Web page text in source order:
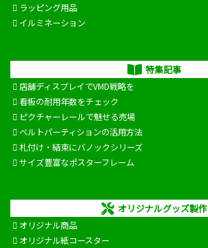
ラッピング用品
イルミネーション
特集記事
店舗ディスプレイでVMD戦略を
看板の耐用年数をチェック
ピクチャーレールで魅せる売場
ベルトパーティションの活用方法
札付け・結束にバノックシリーズ
サイズ豊富なポスターフレーム
オリジナルグッズ製作
オリジナル商品
オリジナル紙コースター